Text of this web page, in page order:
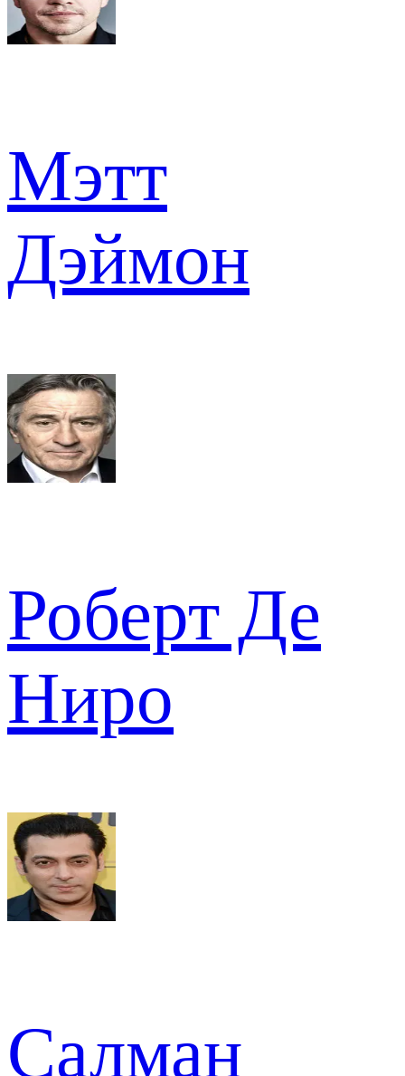
Мэтт
Дэймон
Роберт Де
Ниро
Салман